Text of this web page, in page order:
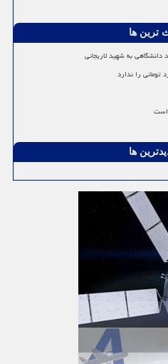
ترین ها
به شهید لاریجانی
ها